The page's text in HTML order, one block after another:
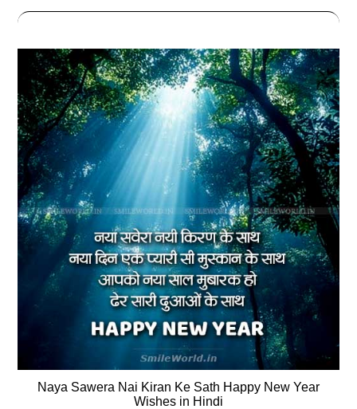
Naya Sawera Nai Kiran Ke Sath Happy New Year
Wishes in Hindi